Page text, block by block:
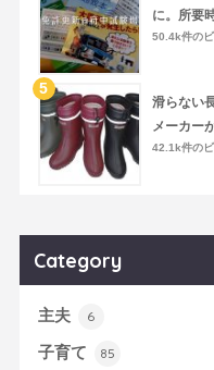
に。所要
50.4k件の
滑らない
メーカー
42.1k件の
Category
主夫 6
子育て 85